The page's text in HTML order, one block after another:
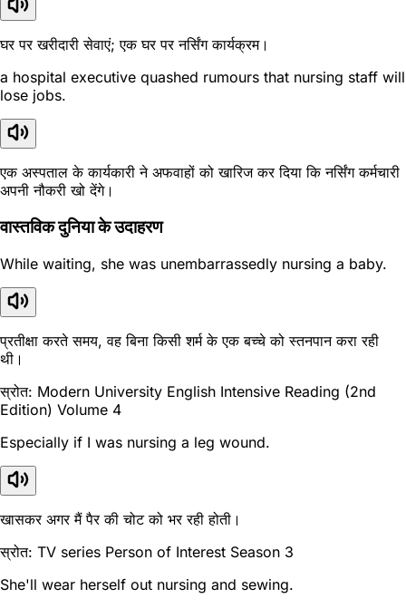
घर पर खरीदारी सेवाएं; एक घर पर नर्सिंग कार्यक्रम।
a hospital executive quashed rumours that nursing staff will
lose jobs.
एक अस्पताल के कार्यकारी ने अफवाहों को खारिज कर दिया कि नर्सिंग कर्मचारी
अपनी नौकरी खो देंगे।
वास्तविक दुनिया के उदाहरण
While waiting, she was unembarrassedly nursing a baby.
प्रतीक्षा करते समय, वह बिना किसी शर्म के एक बच्चे को स्तनपान करा रही
थी।
स्रोत: Modern University English Intensive Reading (2nd
Edition) Volume 4
Especially if I was nursing a leg wound.
खासकर अगर मैं पैर की चोट को भर रही होती।
स्रोत: TV series Person of Interest Season 3
She'll wear herself out nursing and sewing.